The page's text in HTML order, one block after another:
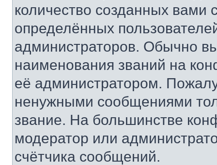
количество созданных
определённых
администраторов. Обычно
наименования званий на
её администратором.
ненужными сообщениями
звание. На большинстве
модератор или
счётчика сообщений.